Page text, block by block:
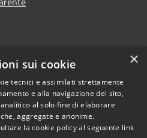
Copyright © 2026 • Comune di
Bordano • Powered by
×
sui cookie
tecnici e assimilati strettamente
e alla navigazione del sito,
al solo fine di elaborare
aggregate e anonime.
la cookie policy al seguente link